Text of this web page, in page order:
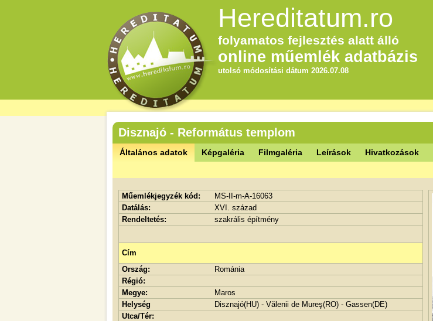
Hereditatum.ro
folyamatos fejlesztés alatt álló
online műemlék adatbázis
utolsó módosítási dátum 2026.07.08
Disznajó - Református templom
Általános adatok Képgaléria Filmgaléria Leírások Hivatkozások
Műemlékjegyzék kód:
MS-II-m-A-16063
Datálás:
XVI. század
Rendeltetés:
szakrális építmény
Cím
Ország:
Románia
Régió:
Megye:
Maros
Helység
Disznajó(HU) - Vălenii de Mureş(RO) - Gassen(DE)
Utca/Tér: